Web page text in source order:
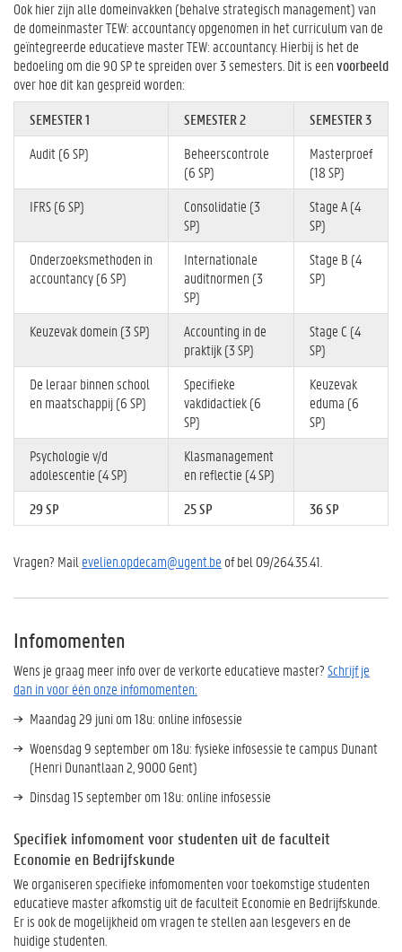
Ook hier zijn alle domeinvakken (behalve strategisch management) van
de domeinmaster TEW: accountancy opgenomen in het curriculum van de
geïntegreerde educatieve master TEW: accountancy. Hierbij is het de
bedoeling om die 90 SP te spreiden over 3 semesters. Dit is eenvoorbeeld
over hoe dit kan gespreid worden:
SEMESTER 1
SEMESTER 2
SEMESTER 3
Audit (6 SP)
Beheerscontrole
(6 SP)
Masterproef
(18 SP)
IFRS (6 SP)
Consolidatie (3
SP)
Stage A (4
SP)
Onderzoeksmethoden in
accountancy (6 SP)
Internationale
auditnormen (3
SP)
Stage B (4
SP)
Keuzevak domein (3 SP)
Accounting in de
praktijk (3 SP)
Stage C (4
SP)
De leraar binnen school
en maatschappij (6 SP)
Specifieke
vakdidactiek (6
SP)
Keuzevak
eduma (6
SP)
Psychologie v/d
adolescentie (4 SP)
Klasmanagement
en reflectie (4 SP)
29 SP
25 SP 36 SP
Vragen? Mail evelien.opdecam@ugent.be of bel 09/264.35.41.
Infomomenten
Wens je graag meer info over de verkorte educatieve master?Schrijf je
dan in voor één onze infomomenten:
Maandag 29 juni om 18u: online infosessie
Woensdag 9 september om 18u: fysieke infosessie te campus Dunant
(Henri Dunantlaan 2, 9000 Gent)
Dinsdag 15 september om 18u: online infosessie
Specifiek infomoment voor studenten uit de faculteit
Economie en Bedrijfskunde
We organiseren specifieke infomomenten voor toekomstige studenten
educatieve master afkomstig uit de faculteit Economie en Bedrijfskunde.
Er is ook de mogelijkheid om vragen te stellen aan lesgevers en de
huidige studenten.